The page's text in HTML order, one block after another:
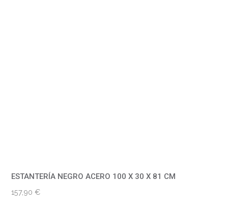
ESTANTERÍA NEGRO ACERO 100 X 30 X 81 CM
157,90€